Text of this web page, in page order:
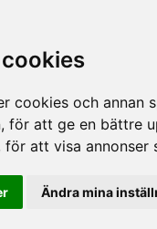
cookies och
, för att ge en bättre
för att visa annonser
Ändra mina